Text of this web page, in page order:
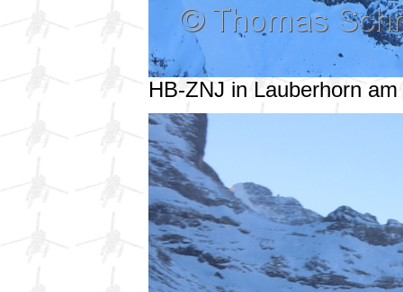
HB-ZNJ in Lauberhorn